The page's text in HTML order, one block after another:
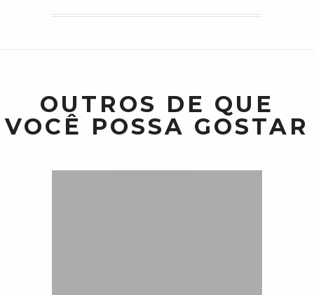
OUTROS DE QUE
VOCÊ POSSA GOSTAR